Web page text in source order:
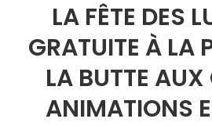
LA FÊTE DES
GRATUITE À LA
LA BUTTE AUX
ANIMATIONS